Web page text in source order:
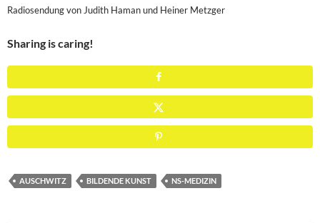
Radiosendung von Judith Haman und Heiner Metzger
Sharing is caring!
AUSCHWITZ BILDENDE KUNST NS-MEDIZIN